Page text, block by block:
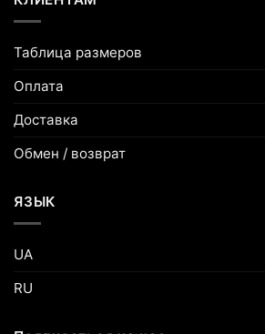
Таблица размеров
Оплата
Доставка
Обмен / возврат
ЯЗЫК
UA
RU